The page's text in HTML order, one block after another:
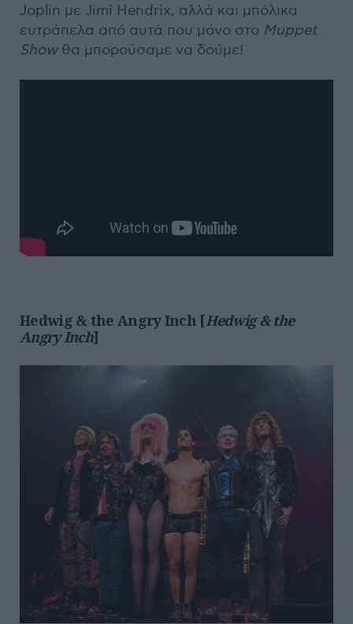
Joplin με Jimi Hendrix, αλλά και μπόλικα
ευτράπελα από αυτά που μόνο στο Muppet
Show θα μπορούσαμε να δούμε!
Hedwig & the Angry Inch [Hedwig & the
Angry Inch]